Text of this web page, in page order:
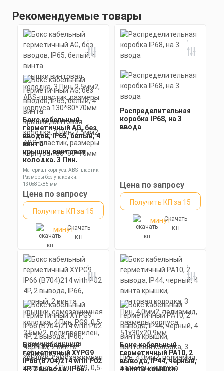
Рекомендуемые товары
Бокс кабельный
герметичный AG, без
вводов, IP65, белый, 4
винта
крышки,винтовая
колодка, 3 Пин,
2,5мм2, ABS-пластик,
размеры корпуса
130*80*70мм
Материал корпуса: ABS-пластик
Размеры без упаковки:
130х80х85 мм
Степень пылевлагозащиты: IP65
Цена по запросу
Получить КП за 15
минутСкачать
КП
Распределительная
коробка IP68, на 3
ввода
Цена по запросу
Получить КП за 15
минутСкачать
КП
Бокс кабельный
герметичный XYPG9
IP66 (B704)214 with P02
4P, 2 вывода, IP66,
Бокс кабельный
герметичный РА10, 2
вывода, IP44, черный,
4 винта крышки,